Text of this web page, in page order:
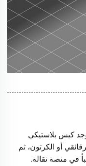
كيس بلاستيكي
أو الكرتون، ثم
في منصة نقالة.